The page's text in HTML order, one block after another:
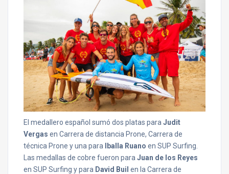
El medallero español sumó dos platas para Judit
Vergas en Carrera de distancia Prone, Carrera de
técnica Prone y una para
Iballa Ruano en SUP Surfing.
Las medallas de cobre fueron para Juan de los Reyes
en SUP Surfing y para David Buil en la Carrera de